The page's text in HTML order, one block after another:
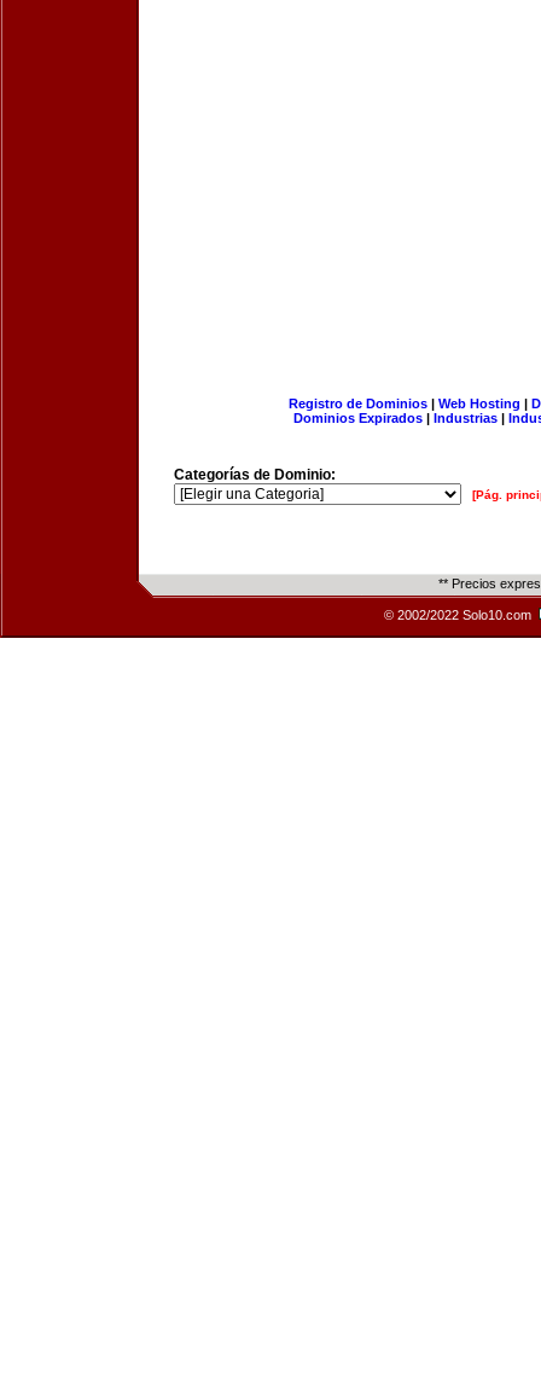
Registro de Dominios| Web Hosting |
Dominios Expirados | Industrias |
Categorías de Dominio:
[Pág.
** Precios
© 2002/2022 Solo10.com